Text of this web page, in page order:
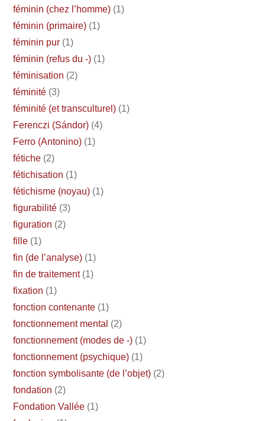
féminin (chez l’homme) (1)
féminin (primaire) (1)
féminin pur (1)
féminin (refus du -) (1)
féminisation (2)
féminité (3)
féminité (et transculturel) (1)
Ferenczi (Sándor) (4)
Ferro (Antonino) (1)
fétiche (2)
fétichisation (1)
fétichisme (noyau) (1)
figurabilité (3)
figuration (2)
fille (1)
fin (de l’analyse) (1)
fin de traitement (1)
fixation (1)
fonction contenante (1)
fonctionnement mental (2)
fonctionnement (modes de -) (1)
fonctionnement (psychique) (1)
fonction symbolisante (de l’objet) (2)
fondation (2)
Fondation Vallée (1)